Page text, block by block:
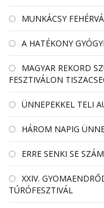
MUNKÁCSY
A HATÉKONY
MAGYAR REKORD
FESZTIVÁLON
ÜNNEPEKKEL TELI
HÁROM NAPIG
ERRE SENKI SE
XXIV.
TÚRÓFESZTIVÁL